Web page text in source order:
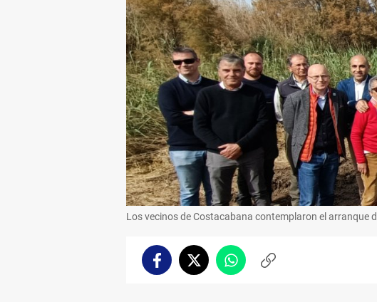
Los vecinos de Costacabana contemplaron el arranque
FacebookTwitterWhatsappCopiar